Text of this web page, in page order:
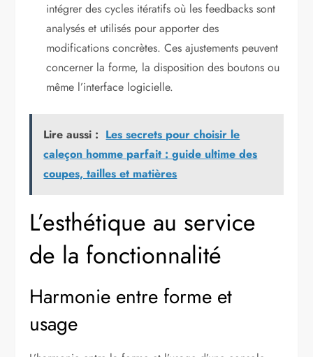
intégrer des cycles itératifs où les feedbacks sont
analysés et utilisés pour apporter des
modifications concrètes. Ces ajustements peuvent
concerner la forme, la disposition des boutons ou
même l’interface logicielle.
Lire aussi : Les secrets pour choisir le
caleçon homme parfait : guide ultime des
coupes, tailles et matières
L’esthétique au service
de la fonctionnalité
Harmonie entre forme et
usage